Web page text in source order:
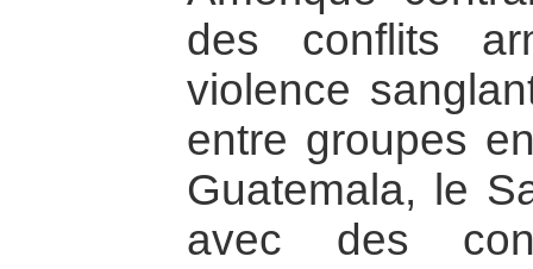
des conflits
violence
entre groupes
Guatemala, le
avec des